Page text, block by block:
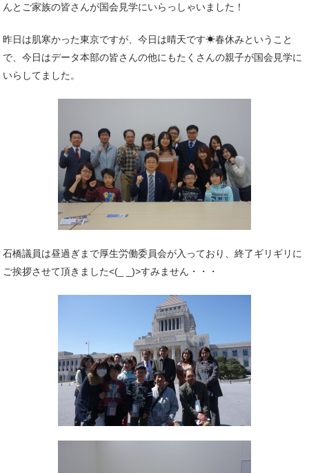
んとご家族の皆さんが国会見学にいらっしゃいました！
昨日は肌寒かった東京ですが、今日は晴天です☀春休みということ
で、今日はデータ本部の皆さんの他にもたくさんの親子が国会見学に
いらしてました。
石橋議員は昼過ぎまで厚生労働委員会が入っており、終了ギリギリに
ご挨拶させて頂きました<(_ _)>すみません・・・